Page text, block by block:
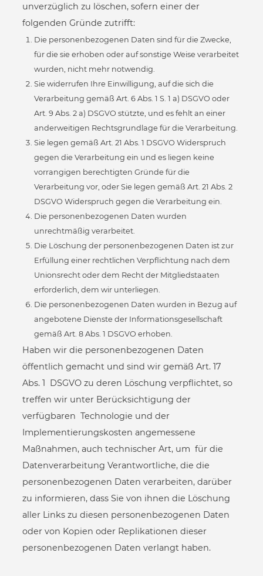
unverzüglich zu löschen, sofern einer der
folgenden Gründe zutrifft:
Die personenbezogenen Daten sind für die Zwecke,
für die sie erhoben oder auf sonstige Weise verarbeitet
wurden, nicht mehr notwendig.
Sie widerrufen Ihre Einwilligung, auf die sich die
Verarbeitung gemäß Art. 6 Abs. 1 S. 1 a) DSGVO oder
Art. 9 Abs. 2 a) DSGVO stützte, und es fehlt an einer
anderweitigen Rechtsgrundlage für die Verarbeitung.
Sie legen gemäß Art. 21 Abs. 1 DSGVO Widerspruch
gegen die Verarbeitung ein und es liegen keine
vorrangigen berechtigten Gründe für die
Verarbeitung vor, oder Sie legen gemäß Art. 21 Abs. 2
DSGVO Widerspruch gegen die Verarbeitung ein.
Die personenbezogenen Daten wurden
unrechtmäßig verarbeitet.
Die Löschung der personenbezogenen Daten ist zur
Erfüllung einer rechtlichen Verpflichtung nach dem
Unionsrecht oder dem Recht der Mitgliedstaaten
erforderlich, dem wir unterliegen.
Die personenbezogenen Daten wurden in Bezug auf
angebotene Dienste der Informationsgesellschaft
gemäß Art. 8 Abs. 1 DSGVO erhoben.
Haben wir die personenbezogenen Daten
öffentlich gemacht und sind wir gemäß Art. 17
Abs. 1 DSGVO zu deren Löschung verpflichtet, so
treffen wir unter Berücksichtigung der
verfügbaren Technologie und der
Implementierungskosten angemessene
Maßnahmen, auch technischer Art, um für die
Datenverarbeitung Verantwortliche, die die
personenbezogenen Daten verarbeiten, darüber
zu informieren, dass Sie von ihnen die Löschung
aller Links zu diesen personenbezogenen Daten
oder von Kopien oder Replikationen dieser
personenbezogenen Daten verlangt haben.